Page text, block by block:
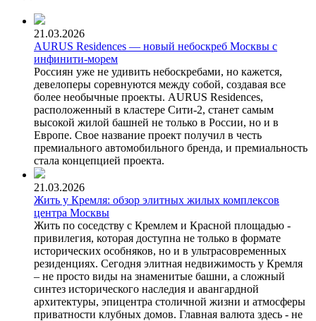
21.03.2026
AURUS Residences — новый небоскреб Москвы с
инфинити-морем
Россиян уже не удивить небоскребами, но кажется,
девелоперы соревнуются между собой, создавая все
более необычные проекты. AURUS Residences,
расположенный в кластере Сити-2, станет самым
высокой жилой башней не только в России, но и в
Европе. Свое название проект получил в честь
премиального автомобильного бренда, и премиальность
стала концепцией проекта.
21.03.2026
Жить у Кремля: обзор элитных жилых комплексов
центра Москвы
Жить по соседству с Кремлем и Красной площадью -
привилегия, которая доступна не только в формате
исторических особняков, но и в ультрасовременных
резиденциях. Сегодня элитная недвижимость у Кремля
– не просто виды на знаменитые башни, а сложный
синтез исторического наследия и авангардной
архитектуры, эпицентра столичной жизни и атмосферы
приватности клубных домов. Главная валюта здесь - не